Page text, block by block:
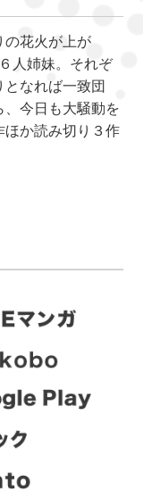
の花火が上が
人姉妹。それぞ
なれば一致団
今日も大騒動を
か読み切り３作